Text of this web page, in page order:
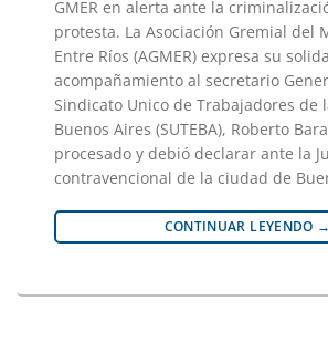
GMER en alerta ante la
protesta. La Asociación Gremial del
Entre Ríos (AGMER) expresa su
acompañamiento al secretario
Sindicato Unico de Trabajadores de
Buenos Aires (SUTEBA), Roberto
procesado y debió declarar ante la
contravencional de la ciudad de
CONTINUAR LEYENDO →